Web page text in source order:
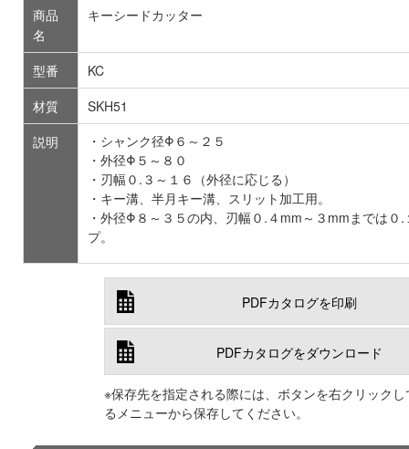
商品
名
キーシードカッター
型番
KC
材質
SKH51
説明
・シャンク径Φ６～２５
・外径Φ５～８０
・刃幅０.３～１６（外径に応じる）
・キー溝、半月キー溝、スリット加工用。
・外径Φ８～３５の内、刃幅０.４mm～３mmまでは０
プ。
PDFカタログを印刷
PDFカタログをダウンロード
※保存先を指定される際には、ボタンを右クリック
るメニューから保存してください。